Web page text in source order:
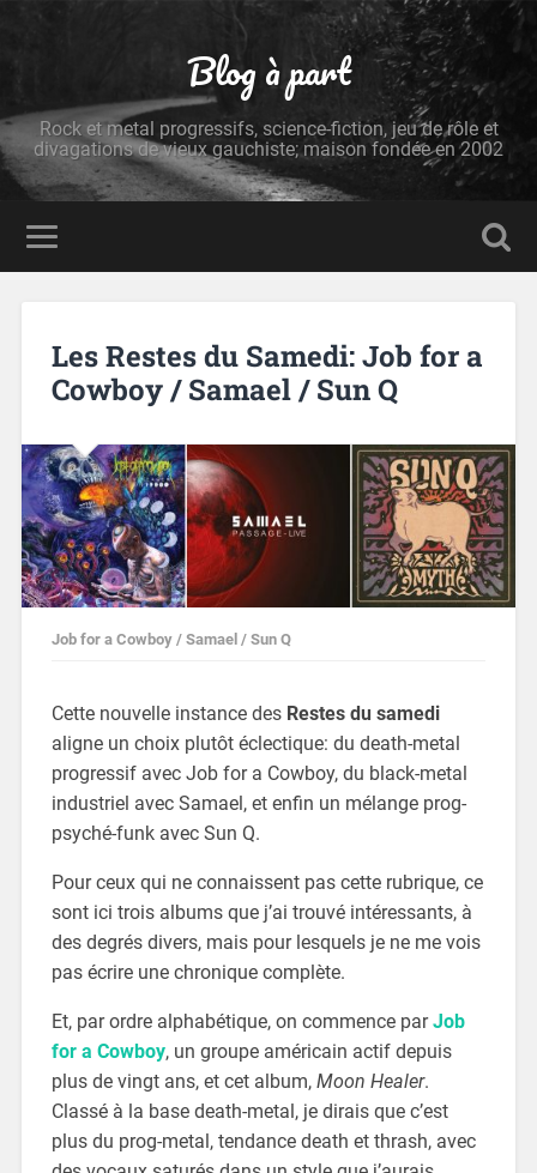
Blog à part
Rock et metal progressifs, science-fiction, jeu de rôle et
divagations de vieux gauchiste; maison fondée en 2002
Les Restes du Samedi: Job for a
Cowboy / Samael / Sun Q
Job for a Cowboy / Samael / Sun Q
Cette nouvelle instance des Restes du samedi
aligne un choix plutôt éclectique: du death-metal
progressif avec Job for a Cowboy, du black-metal
industriel avec Samael, et enfin un mélange prog-
psyché-funk avec Sun Q.
Pour ceux qui ne connaissent pas cette rubrique, ce
sont ici trois albums que j’ai trouvé intéressants, à
des degrés divers, mais pour lesquels je ne me vois
pas écrire une chronique complète.
Et, par ordre alphabétique, on commence parJob
for a Cowboy, un groupe américain actif depuis
plus de vingt ans, et cet album, Moon Healer.
Classé à la base death-metal, je dirais que c’est
plus du prog-metal, tendance death et thrash, avec